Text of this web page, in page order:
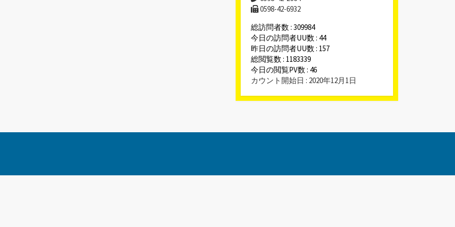
0598-42-6932
総訪問者数 : 309984
今日の訪問者UU数 : 44
昨日の訪問者UU数 : 157
総閲覧数 : 1183339
今日の閲覧PV数 : 46
カウント開始日 : 2020年12月1日